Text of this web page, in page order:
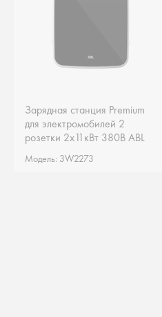
Зарядная станция Premium
для электромобилей 2
розетки 2х11кВт 380В ABL
Германия 3W2273
Модель: 3W2273
Зарядная станция Premium
для электромобилей 2
розетки 2х11кВт 380В ABL
Германия 3W2273
Модель: 3W2273